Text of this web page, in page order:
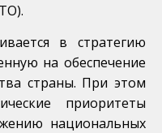
в стратегию
на обеспечение
страны. При этом
приоритеты
национальных